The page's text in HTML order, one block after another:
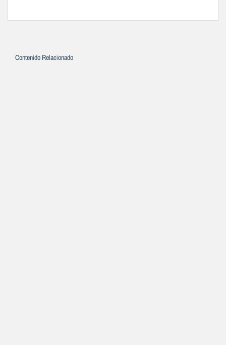
Contenido Relacionado